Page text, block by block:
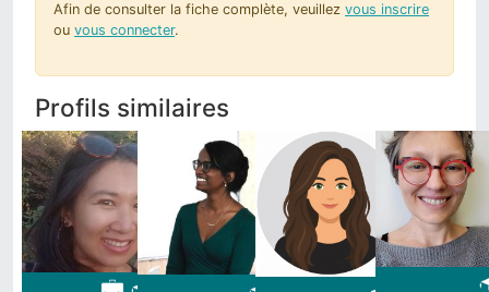
Afin de consulter la fiche complète, veuillez vous inscrire
ou vous connecter.
Profils similaires